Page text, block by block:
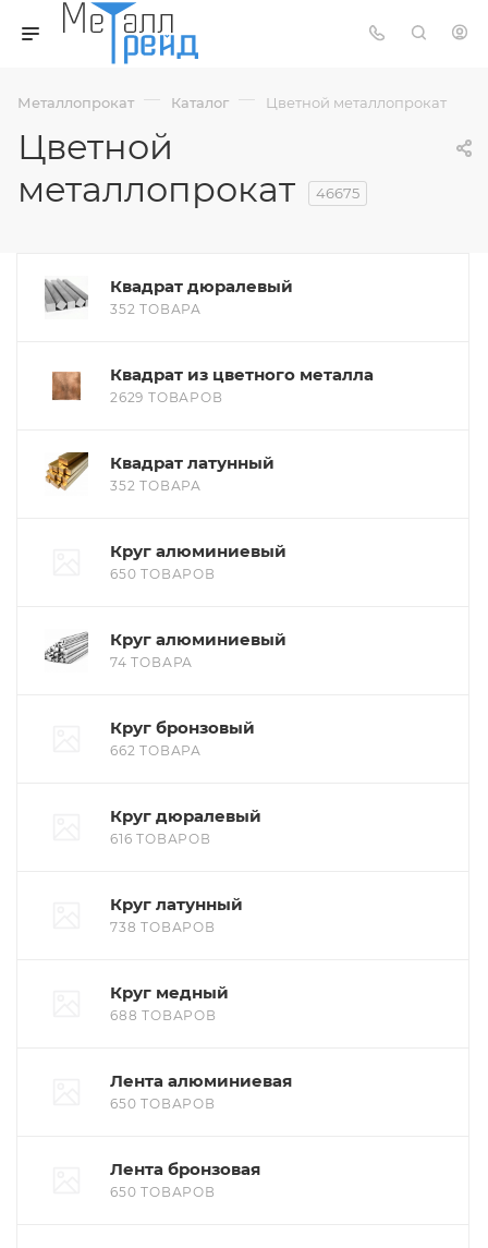
Металлопрокат — Каталог — Цветной металлопрокат
Цветной
металлопрокат
46675
Квадрат дюралевый
352 ТОВАРА
Квадрат из цветного металла
2629 ТОВАРОВ
Квадрат латунный
352 ТОВАРА
Круг алюминиевый
650 ТОВАРОВ
Круг алюминиевый
74 ТОВАРА
Круг бронзовый
662 ТОВАРА
Круг дюралевый
616 ТОВАРОВ
Круг латунный
738 ТОВАРОВ
Круг медный
688 ТОВАРОВ
Лента алюминиевая
650 ТОВАРОВ
Лента бронзовая
650 ТОВАРОВ